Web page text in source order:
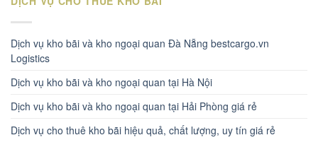
Dịch vụ kho bãi và kho ngoại quan Đà Nẵng bestcargo.vn
Logistics
Dịch vụ kho bãi và kho ngoại quan tại Hà Nội
Dịch vụ kho bãi và kho ngoại quan tại Hải Phòng giá rẻ
Dịch vụ cho thuê kho bãi hiệu quả, chất lượng, uy tín giá rẻ